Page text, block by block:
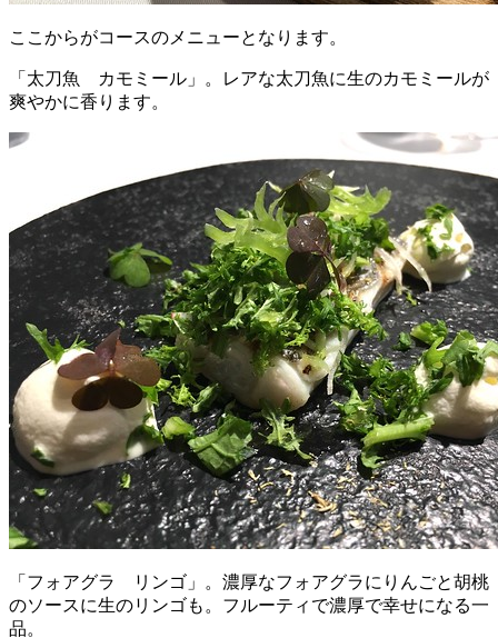
ここからがコースのメニューとなります。
「太刀魚 カモミール」。レアな太刀魚に生のカモミールが
爽やかに香ります。
「フォアグラ リンゴ」。濃厚なフォアグラにりんごと胡桃
のソースに生のリンゴも。フルーティで濃厚で幸せになる一
品。